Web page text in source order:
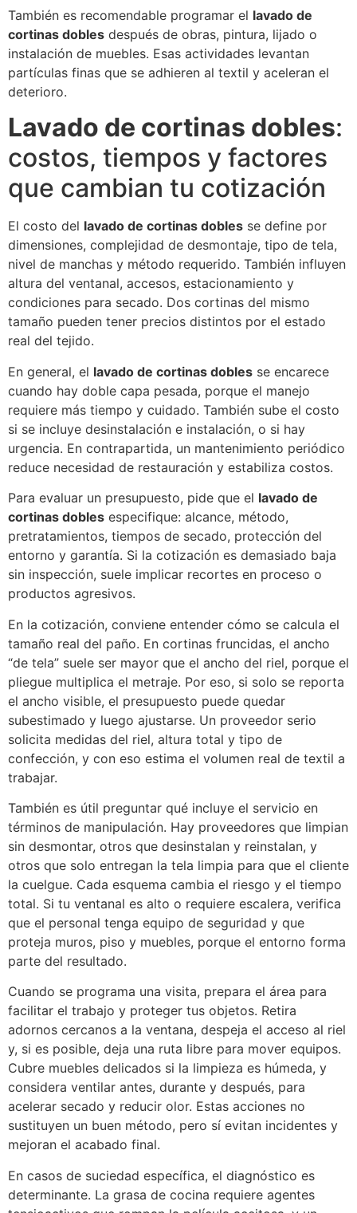
También es recomendable programar el lavado de
cortinas dobles después de obras, pintura, lijado o
instalación de muebles. Esas actividades levantan
partículas finas que se adhieren al textil y aceleran el
deterioro.
Lavado de cortinas dobles:
costos, tiempos y factores
que cambian tu cotización
El costo del lavado de cortinas dobles se define por
dimensiones, complejidad de desmontaje, tipo de tela,
nivel de manchas y método requerido. También influyen
altura del ventanal, accesos, estacionamiento y
condiciones para secado. Dos cortinas del mismo
tamaño pueden tener precios distintos por el estado
real del tejido.
En general, el lavado de cortinas dobles se encarece
cuando hay doble capa pesada, porque el manejo
requiere más tiempo y cuidado. También sube el costo
si se incluye desinstalación e instalación, o si hay
urgencia. En contrapartida, un mantenimiento periódico
reduce necesidad de restauración y estabiliza costos.
Para evaluar un presupuesto, pide que el lavado de
cortinas dobles especifique: alcance, método,
pretratamientos, tiempos de secado, protección del
entorno y garantía. Si la cotización es demasiado baja
sin inspección, suele implicar recortes en proceso o
productos agresivos.
En la cotización, conviene entender cómo se calcula el
tamaño real del paño. En cortinas fruncidas, el ancho
“de tela” suele ser mayor que el ancho del riel, porque el
pliegue multiplica el metraje. Por eso, si solo se reporta
el ancho visible, el presupuesto puede quedar
subestimado y luego ajustarse. Un proveedor serio
solicita medidas del riel, altura total y tipo de
confección, y con eso estima el volumen real de textil a
trabajar.
También es útil preguntar qué incluye el servicio en
términos de manipulación. Hay proveedores que limpian
sin desmontar, otros que desinstalan y reinstalan, y
otros que solo entregan la tela limpia para que el cliente
la cuelgue. Cada esquema cambia el riesgo y el tiempo
total. Si tu ventanal es alto o requiere escalera, verifica
que el personal tenga equipo de seguridad y que
proteja muros, piso y muebles, porque el entorno forma
parte del resultado.
Cuando se programa una visita, prepara el área para
facilitar el trabajo y proteger tus objetos. Retira
adornos cercanos a la ventana, despeja el acceso al riel
y, si es posible, deja una ruta libre para mover equipos.
Cubre muebles delicados si la limpieza es húmeda, y
considera ventilar antes, durante y después, para
acelerar secado y reducir olor. Estas acciones no
sustituyen un buen método, pero sí evitan incidentes y
mejoran el acabado final.
En casos de suciedad específica, el diagnóstico es
determinante. La grasa de cocina requiere agentes